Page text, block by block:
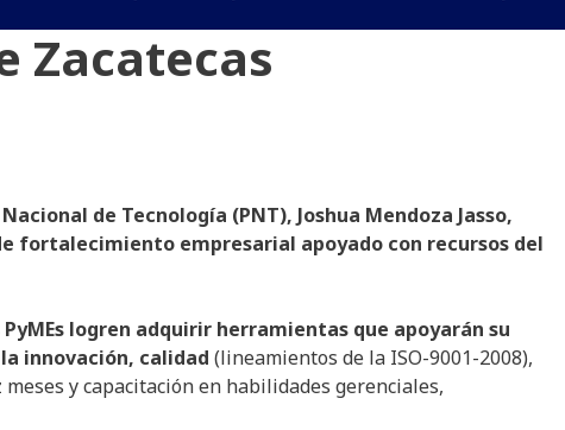
Zacatecas
de Tecnología (PNT), Joshua Mendoza Jasso,
fortalecimiento empresarial apoyado con recursos del
logren adquirir herramientas que apoyarán su
innovación, calidad (lineamientos de la ISO-9001-2008),
y capacitación en habilidades gerenciales,